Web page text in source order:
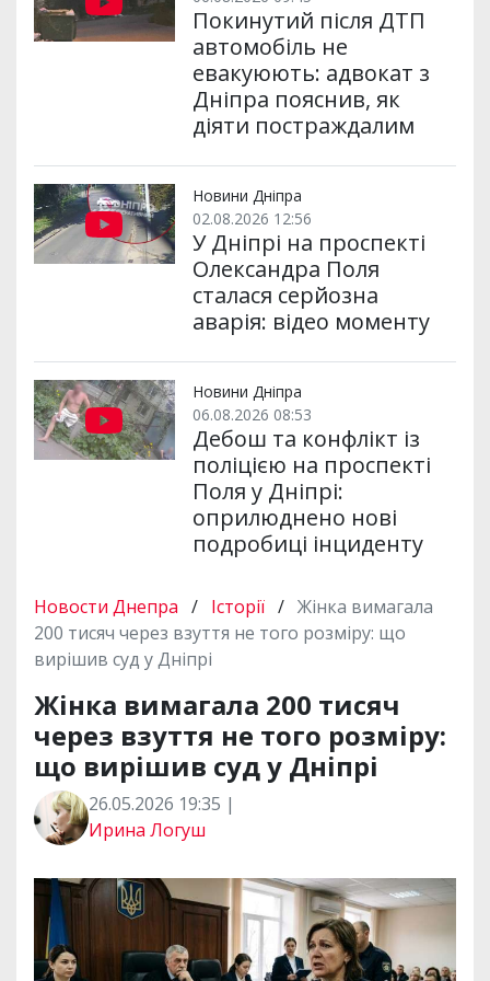
Покинутий після ДТП
автомобіль не
евакуюють: адвокат з
Дніпра пояснив, як
діяти постраждалим
Новини Дніпра
02.08.2026 12:56
У Дніпрі на проспекті
Олександра Поля
сталася серйозна
аварія: відео моменту
Новини Дніпра
06.08.2026 08:53
Дебош та конфлікт із
поліцією на проспекті
Поля у Дніпрі:
оприлюднено нові
подробиці інциденту
Новости Днепра / Історії / Жінка вимагала
200 тисяч через взуття не того розміру: що
вирішив суд у Дніпрі
Жінка вимагала 200 тисяч
через взуття не того розміру:
що вирішив суд у Дніпрі
26.05.2026 19:35 |
Ирина Логуш